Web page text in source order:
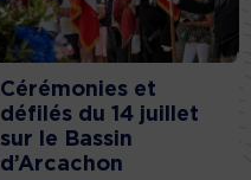
Cérémonies et
défilés du 14 juillet
sur le Bassin
d’Arcachon